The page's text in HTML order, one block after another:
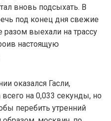
вновь подсыхать. В
под конец дня свежие
выехали на трассу
настоящую
оказался Гасли,
на 0,033 секунды, но
перебить утренний